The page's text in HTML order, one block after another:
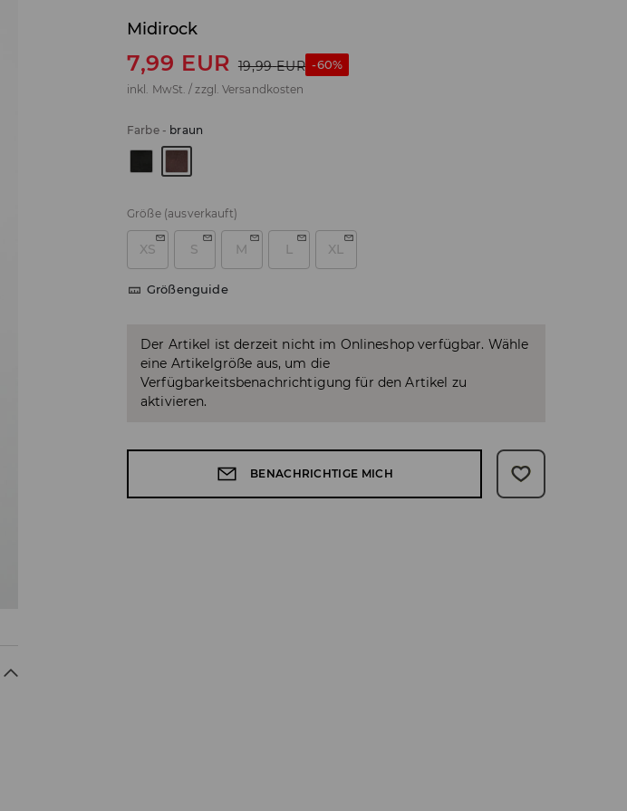
Midirock
7,99 EUR 19,99 EUR -60%
inkl. MwSt. / zzgl. Versandkosten
Farbe- braun
Größe (ausverkauft)
XS S M L XL
Größenguide
Der Artikel ist derzeit nicht im Onlineshop verfügbar. Wähle
eine Artikelgröße aus, um die
Verfügbarkeitsbenachrichtigung für den Artikel zu
aktivieren.
BENACHRICHTIGE MICH